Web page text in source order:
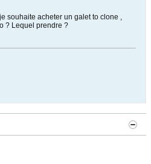
souhaite acheter un galet to clone ,
? Lequel prendre ?